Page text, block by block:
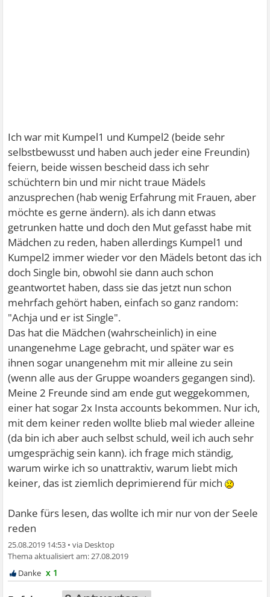
Ich war mit Kumpel1 und Kumpel2 (beide sehr
selbstbewusst und haben auch jeder eine Freundin)
feiern, beide wissen bescheid dass ich sehr
schüchtern bin und mir nicht traue Mädels
anzusprechen (hab wenig Erfahrung mit Frauen, aber
möchte es gerne ändern). als ich dann etwas
getrunken hatte und doch den Mut gefasst habe mit
Mädchen zu reden, haben allerdings Kumpel1 und
Kumpel2 immer wieder vor den Mädels betont das ich
doch Single bin, obwohl sie dann auch schon
geantwortet haben, dass sie das jetzt nun schon
mehrfach gehört haben, einfach so ganz random:
"Achja und er ist Single".
Das hat die Mädchen (wahrscheinlich) in eine
unangenehme Lage gebracht, und später war es
ihnen sogar unangenehm mit mir alleine zu sein
(wenn alle aus der Gruppe woanders gegangen sind).
Meine 2 Freunde sind am ende gut weggekommen,
einer hat sogar 2x Insta accounts bekommen. Nur ich,
mit dem keiner reden wollte blieb mal wieder alleine
(da bin ich aber auch selbst schuld, weil ich auch sehr
umgesprächig sein kann). ich frage mich ständig,
warum wirke ich so unattraktiv, warum liebt mich
keiner, das ist ziemlich deprimierend für mich
Danke fürs lesen, das wollte ich mir nur von der Seele
reden
25.08.2019 14:53 •
27.08.2019
x 1